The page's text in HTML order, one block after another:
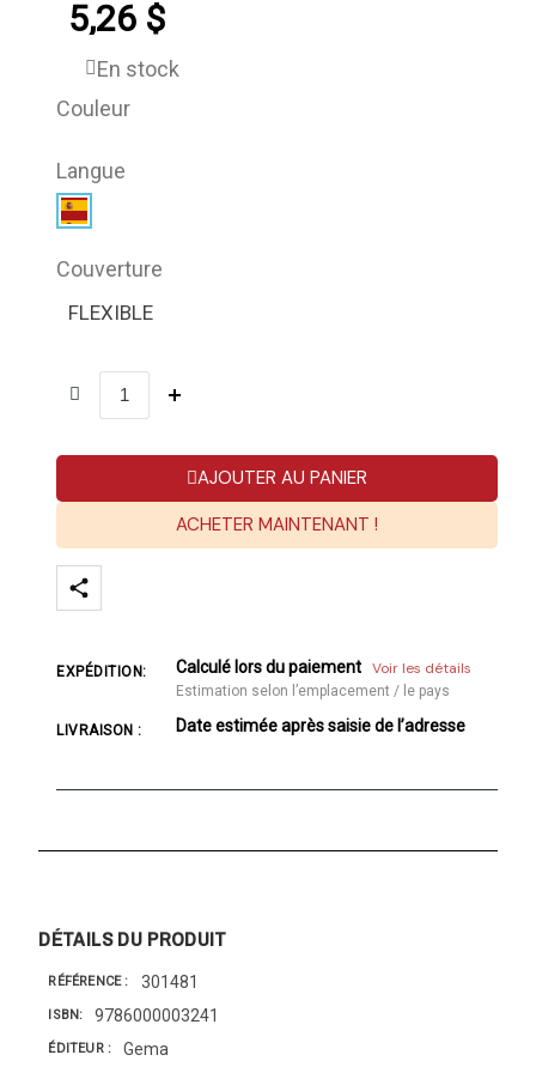
5,26 $
En stock
Couleur
Langue
Couverture
FLEXIBLE
AJOUTER AU PANIER
ACHETER MAINTENANT !
EXPÉDITION: Calculé lors du paiement Voir les détails
Estimation selon l’emplacement / le pays
LIVRAISON : Date estimée après saisie de l’adresse
DÉTAILS DU PRODUIT
RÉFÉRENCE 301481
ISBN 9786000003241
ÉDITEUR Gema